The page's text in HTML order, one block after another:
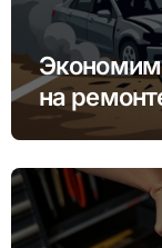
Экономим
на
бонус-